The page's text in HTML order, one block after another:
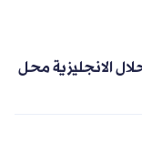
الانجليزية محل